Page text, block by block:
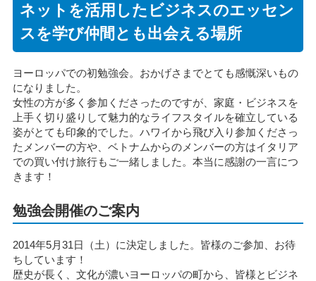
ネットを活用したビジネスのエッセン
スを学び仲間とも出会える場所
ヨーロッパでの初勉強会。おかげさまでとても感慨深いもの
になりました。
女性の方が多く参加くださったのですが、家庭・ビジネスを
上手く切り盛りして魅力的なライフスタイルを確立している
姿がとても印象的でした。ハワイから飛び入り参加くださっ
たメンバーの方や、ベトナムからのメンバーの方はイタリア
での買い付け旅行もご一緒しました。本当に感謝の一言につ
きます！
勉強会開催のご案内
2014年5月31日（土）に決定しました。皆様のご参加、お待
ちしています！
歴史が長く、文化が濃いヨーロッパの町から、皆様とビジネ